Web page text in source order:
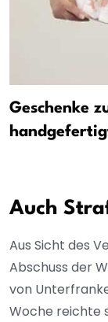
Geschenke
Auch
Aus Sicht des
Abschuss der
von
Woche reichte